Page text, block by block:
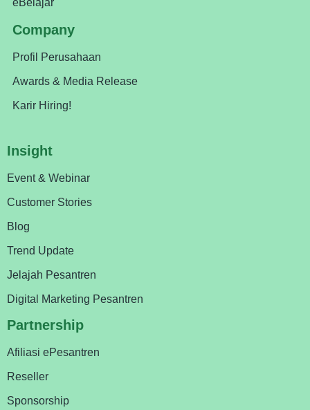
eBelajar
Company
Profil Perusahaan
Awards & Media Release
Karir Hiring!
Insight
Event & Webinar
Customer Stories
Blog
Trend Update
Jelajah Pesantren
Digital Marketing Pesantren
Partnership
Afiliasi ePesantren
Reseller
Sponsorship